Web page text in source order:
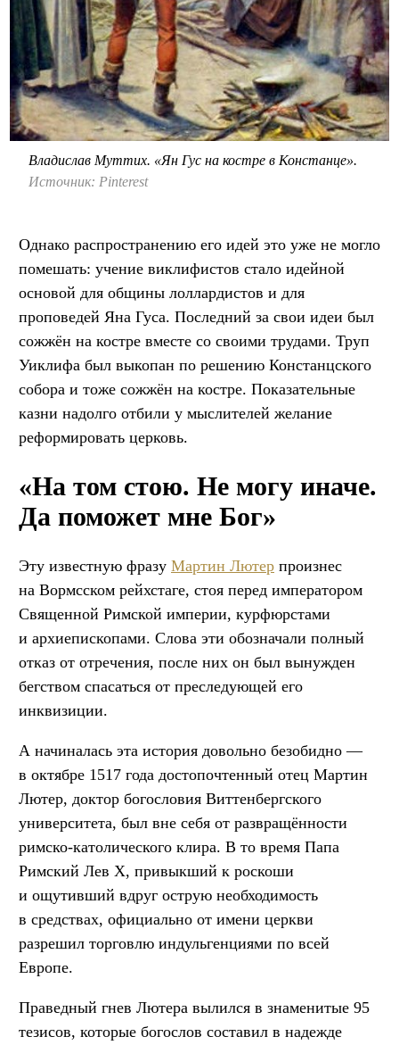
Владислав Муттих. «Ян Гус на костре в Констанце».
Источник: Pinterest
Однако распространению его идей это уже не могло
помешать: учение виклифистов стало идейной
основой для общины лоллардистов и для
проповедей Яна Гуса. Последний за свои идеи был
сожжён на костре вместе со своими трудами. Труп
Уиклифа был выкопан по решению Констанцского
собора и тоже сожжён на костре. Показательные
казни надолго отбили у мыслителей желание
реформировать церковь.
«На том стою. Не могу иначе.
Да поможет мне Бог»
Эту известную фразу Мартин Лютер произнес
на Вормсском рейхстаге, стоя перед императором
Священной Римской империи, курфюрстами
и архиепископами. Слова эти обозначали полный
отказ от отречения, после них он был вынужден
бегством спасаться от преследующей его
инквизиции.
А начиналась эта история довольно безобидно —
в октябре 1517 года достопочтенный отец Мартин
Лютер, доктор богословия Виттенбергского
университета, был вне себя от развращённости
римско-католического клира. В то время Папа
Римский Лев X, привыкший к роскоши
и ощутивший вдруг острую необходимость
в средствах, официально от имени церкви
разрешил торговлю индульгенциями по всей
Европе.
Праведный гнев Лютера вылился в знаменитые 95
тезисов, которые богослов составил в надежде